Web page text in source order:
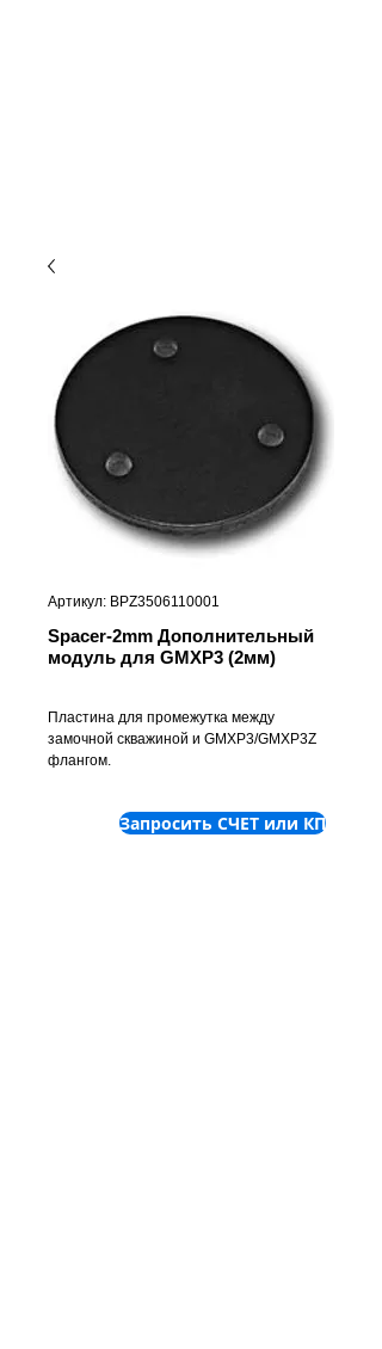
Артикул: BPZ3506110001
Spacer-2mm Дополнительный
модуль для GMXP3 (2мм)
Пластина для промежутка между
замочной скважиной и GMXP3/GMXP3Z
флангом.
Запросить СЧЕТ или КП